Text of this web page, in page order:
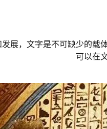
展，文字是不可缺少的载
可以在